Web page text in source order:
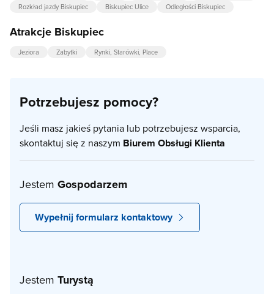
Rozkład jazdy Biskupiec
Biskupiec Ulice Odległości Biskupiec
Atrakcje Biskupiec
Jeziora Zabytki Rynki, Starówki, Place
Potrzebujesz pomocy?
Jeśli masz jakieś pytania lub potrzebujesz wsparcia,
skontaktuj się z naszym Biurem Obsługi Klienta
Jestem Gospodarzem
Wypełnij formularz kontaktowy
Jestem Turystą